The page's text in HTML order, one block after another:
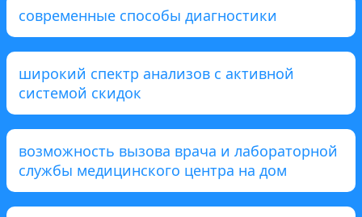
современные способы диагностики
широкий спектр анализов с активной
системой скидок
возможность вызова врача и лабораторной
службы медицинского центра на дом